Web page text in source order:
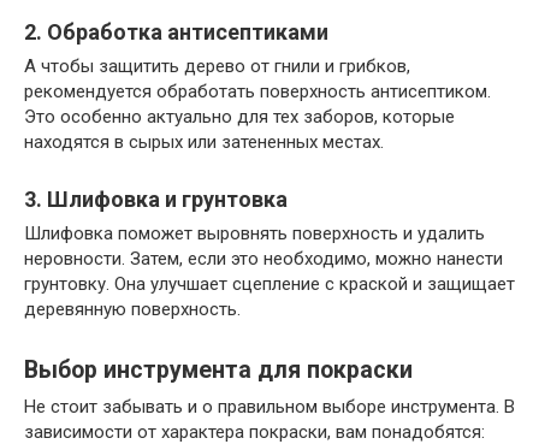
2. Обработка антисептиками
А чтобы защитить дерево от гнили и грибков,
рекомендуется обработать поверхность антисептиком.
Это особенно актуально для тех заборов, которые
находятся в сырых или затененных местах.
3. Шлифовка и грунтовка
Шлифовка поможет выровнять поверхность и удалить
неровности. Затем, если это необходимо, можно нанести
грунтовку. Она улучшает сцепление с краской и защищает
деревянную поверхность.
Выбор инструмента для покраски
Не стоит забывать и о правильном выборе инструмента. В
зависимости от характера покраски, вам понадобятся: